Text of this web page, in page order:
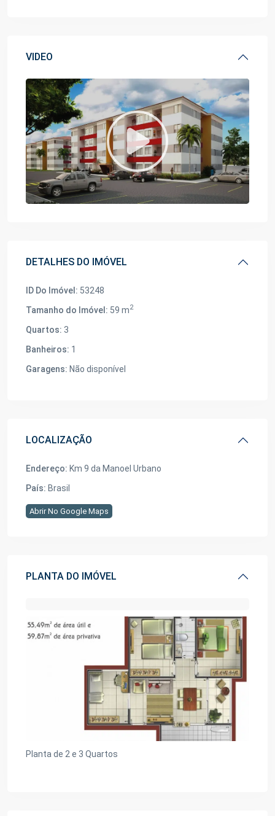
VIDEO
DETALHES DO IMÓVEL
ID Do Imóvel: 53248
Tamanho do Imóvel: 59 m2
Quartos: 3
Banheiros: 1
Garagens: Não disponível
LOCALIZAÇÃO
Endereço: Km 9 da Manoel Urbano
País: Brasil
Abrir No Google Maps
PLANTA DO IMÓVEL
Planta de 2 e 3 Quartos